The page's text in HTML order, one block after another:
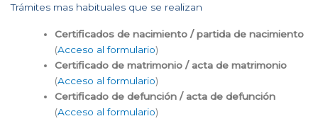
Trámites mas habituales que se realizan
Certificados de nacimiento / partida de nacimiento
(Acceso al formulario)
Certificado de matrimonio / acta de matrimonio
(Acceso al formulario)
Certificado de defunción / acta de defunción
(Acceso al formulario)